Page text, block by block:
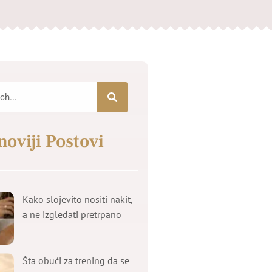
Postovi
Kako slojevito nositi nakit,
a ne izgledati pretrpano
Šta obući za trening da se